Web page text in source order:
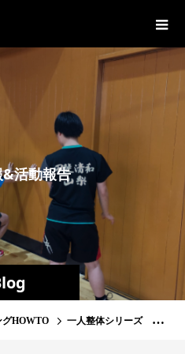
&活動報告
グHOWTO 一人整体シリーズ 『肩』が回りやすくなる